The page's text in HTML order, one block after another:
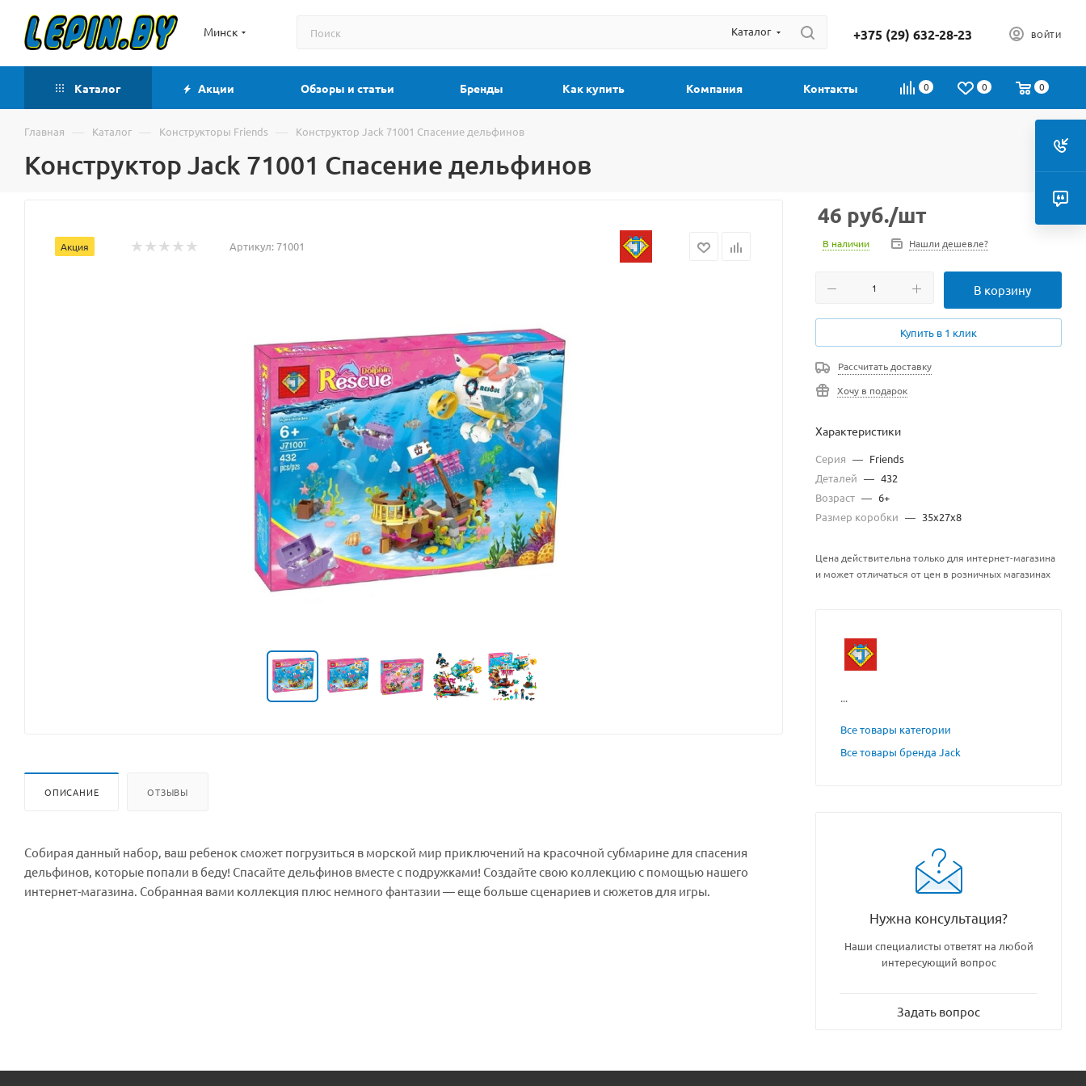
Минск Каталог +375 (29) 632-28-23 ВОЙТИ
0 0 0
Каталог Акции Обзоры и статьи Бренды Как купить Компания Контакты
Главная — Каталог — Конструкторы Friends — Конструктор Jack 71001 Спасение дельфинов
Конструктор Jack 71001 Спасение дельфинов
Акция Артикул: 71001
ОПИСАНИЕ ОТЗЫВЫ
Собирая данный набор, ваш ребенок сможет погрузиться в морской мир приключений на красочной субмарине для спасения
дельфинов, которые попали в беду! Спасайте дельфинов вместе с подружками! Создайте свою коллекцию с помощью нашего
интернет-магазина. Собранная вами коллекция плюс немного фантазии — еще больше сценариев и сюжетов для игры.
46 руб./шт
В наличии Нашли дешевле?
В корзину
Купить в 1 клик
Рассчитать доставку
Хочу в подарок
Характеристики
Серия — Friends
Деталей — 432
Возраст — 6+
Размер коробки — 35x27x8
Цена действительна только для интернет-магазина
и может отличаться от цен в розничных магазинах
...
Все товары категории
Все товары бренда Jack
Нужна консультация?
Наши специалисты ответят на любой
интересующий вопрос
Задать вопрос